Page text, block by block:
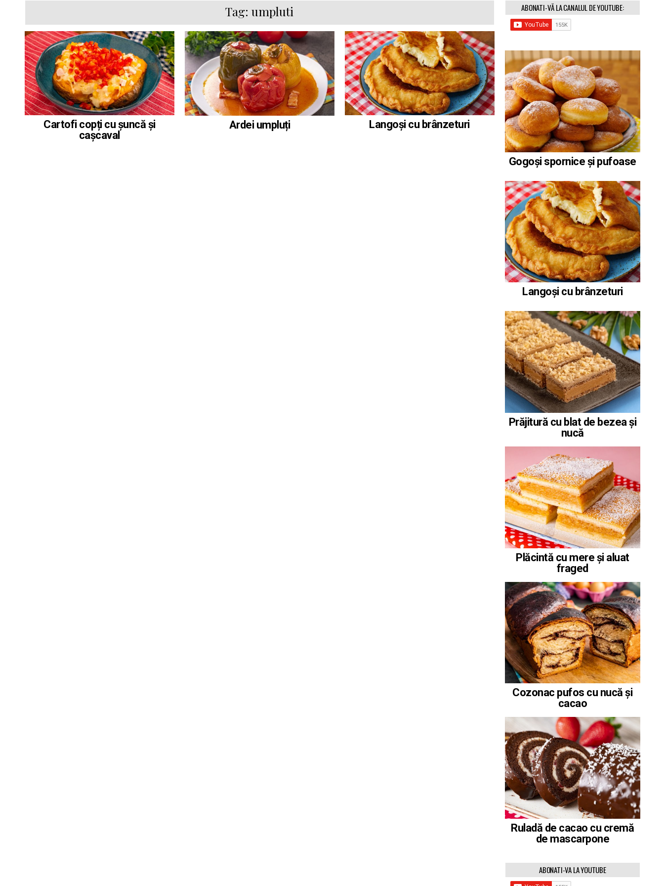
Tag:umpluti
Cartofi copți cu șuncă și
cașcaval
Ardei umpluți Langoși cu brânzeturi
ABONATI-VĂ LA CANALUL DE YOUTUBE:
Gogoși spornice și pufoase
Langoși cu brânzeturi
Prăjitură cu blat de bezea și
nucă
Plăcintă cu mere și aluat
fraged
Cozonac pufos cu nucă și
cacao
Ruladă de cacao cu cremă
de mascarpone
ABONATI-VA LA YOUTUBE